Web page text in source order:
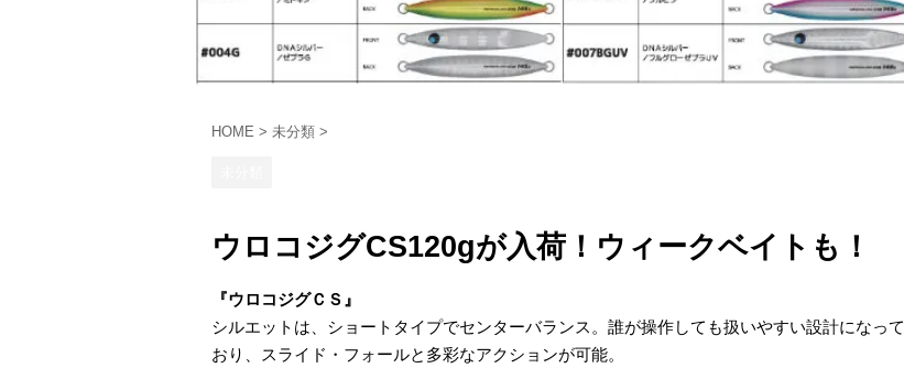
HOME > 未分類 >
ウロコジグCS120gが入荷！ウィークベイトも！
『ウロコジグＣＳ』
シルエットは、ショートタイプでセンターバランス。誰が操作しても扱いやすい設計になって
おり、スライド・フォールと多彩なアクションが可能。